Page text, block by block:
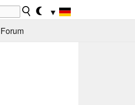
▼
Forum